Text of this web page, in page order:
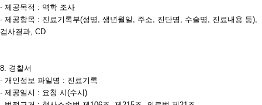
- 제공목적 : 역학 조사
- 제공항목 : 진료기록부(성명, 생년월일, 주소, 진단명, 수술명, 진료내용 등),
검사결과, CD
8. 경찰서
- 개인정보 파일명 : 진료기록
- 제공일시 : 요청 시(수시)